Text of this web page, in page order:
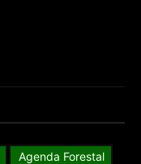
Agenda Forestal